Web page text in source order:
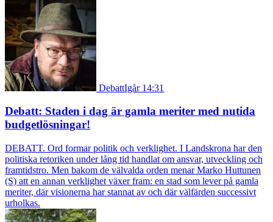
DebattIgår 14:31
Debatt: Staden i dag är gamla meriter med nutida
budgetlösningar!
DEBATT. Ord formar politik och verklighet. I Landskrona har den
politiska retoriken under lång tid handlat om ansvar, utveckling och
framtidstro. Men bakom de välvalda orden menar Marko Huttunen
(S) att en annan verklighet växer fram: en stad som lever på gamla
meriter, där visionerna har stannat av och där välfärden successivt
urholkas.